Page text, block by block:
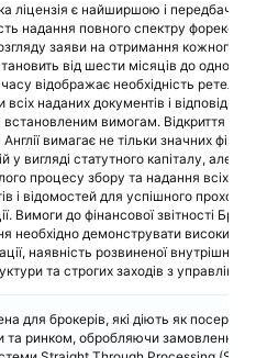
ліцензія є найширшою і передбачає
надання повного спектру форекс-
заяви на отримання кожного
від шести місяців до одного
відображає необхідність
всіх наданих документів і
встановленим вимогам. Відкриття
Англії вимагає не тільки значних
у вигляді статутного капіталу, але й
процесу збору та надання всіх
і відомостей для успішного
Вимоги до фінансової звітності
необхідно демонструвати високий
наявність розвиненої внутрішньої
та строгих заходів з
для брокерів, які діють як
та ринком, обробляючи замовлення